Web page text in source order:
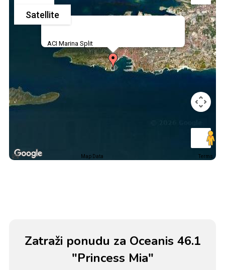
ACI Marina Split
Satellite
Map Data Terms
Zatraži ponudu za Oceanis 46.1
"Princess Mia"